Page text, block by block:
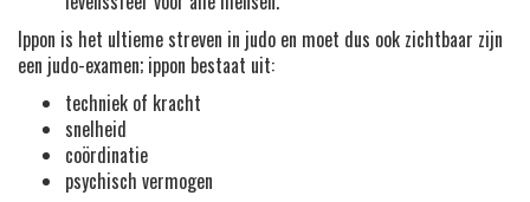
Ippon is het ultieme streven in judo en moet dus ook zichtbaar zijn
een judo-examen; ippon bestaat uit:
techniek of kracht
snelheid
coördinatie
psychisch vermogen